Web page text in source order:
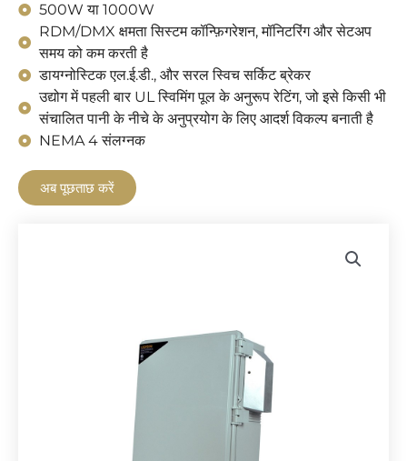
500W या 1000W
RDM/DMX क्षमता सिस्टम कॉन्फ़िगरेशन, मॉनिटरिंग और सेटअप
समय को कम करती है
डायग्नोस्टिक एल.ई.डी., और सरल स्विच सर्किट ब्रेकर
उद्योग में पहली बार UL स्विमिंग पूल के अनुरूप रेटिंग, जो इसे किसी भी
संचालित पानी के नीचे के अनुप्रयोग के लिए आदर्श विकल्प बनाती है
NEMA 4 संलग्नक
अब पूछताछ करें